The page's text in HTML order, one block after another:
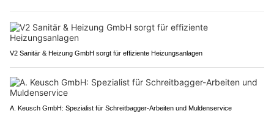
V2 Sanitär & Heizung GmbH sorgt für effiziente Heizungsanlagen
A. Keusch GmbH: Spezialist für Schreitbagger-Arbeiten und Muldenservice